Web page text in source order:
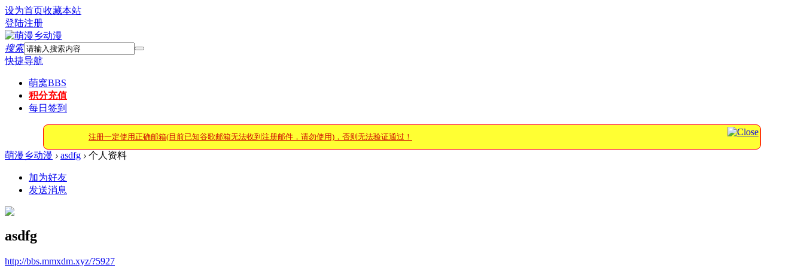
设为首页收藏本站
登陆注册
搜索
快捷导航
萌窝BBS
积分充值
每日签到
注册一定使用正确邮箱(目前已知谷歌邮箱无法收到注册邮件，请勿使用)，否则无法验证通过！
萌漫乡动漫 › asdfg › 个人资料
加为好友
发送消息
asdfg
http://bbs.mmxdm.xyz/?5927